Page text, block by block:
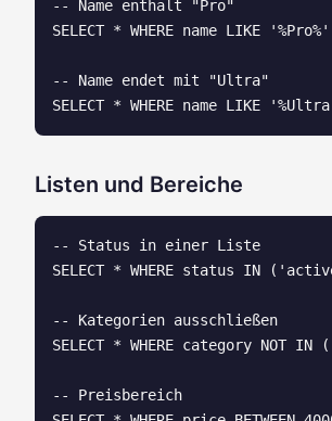
-- Name enthält "Pro"
SELECT * WHERE name LIKE '%Pro%'
-- Name endet mit "Ultra"
Listen und Bereiche
-- Status in einer Liste
SELECT * WHERE status IN
-- Kategorien ausschließen
SELECT * WHERE category
-- Preisbereich